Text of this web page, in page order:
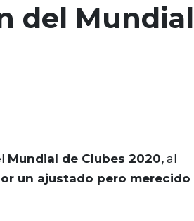
del Mundial
Mundial de Clubes 2020, al
un ajustado pero merecido